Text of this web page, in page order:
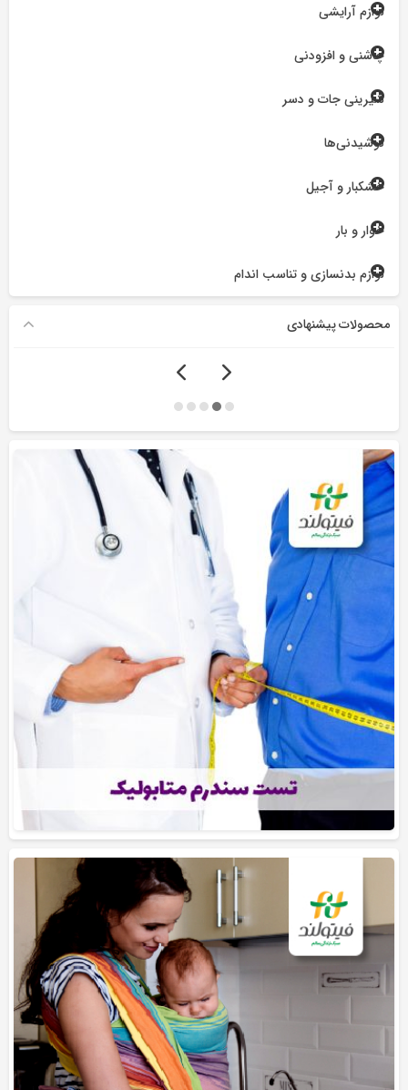
لوازم آرایشی
چاشنی و افزودنی
شیرینی جات و دسر
نوشیدنی‌ها
خشکبار و آجیل
خوار و بار
لوازم بدنسازی و تناسب اندام
محصولات پیشنهادی